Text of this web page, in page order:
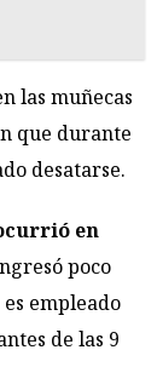
las muñecas
que durante
desatarse.
en
poco
empleado
de las 9